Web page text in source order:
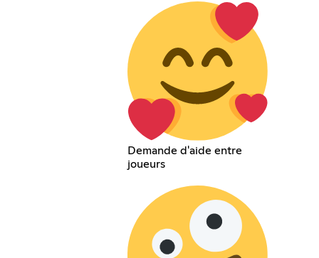
Demande d'aide entre
joueurs